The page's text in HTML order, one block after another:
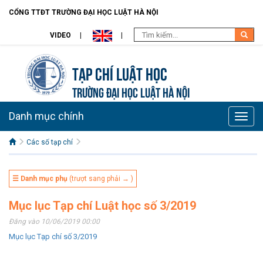
CỔNG TTĐT TRƯỜNG ĐẠI HỌC LUẬT HÀ NỘI
VIDEO
Tạp chí Luật học
TRƯỜNG ĐẠI HỌC LUẬT HÀ NỘI
Toggle
Danh mục chính
Các số tạp chí
☰ Danh mục phụ (trượt sang phải → )
Mục lục Tạp chí Luật học số 3/2019
Đăng vào 10/06/2019 00:00
Mục lục Tạp chí số 3/2019